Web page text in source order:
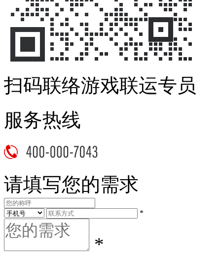
扫码联络游戏联运专员
服务热线
请填写您的需求
*
*